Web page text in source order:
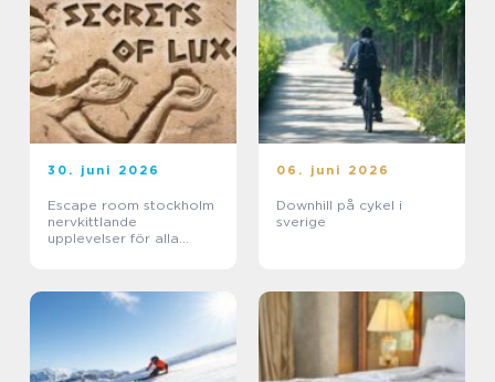
30. juni 2026
Escape room stockholm
nervkittlande
upplevelser för alla
06. juni 2026
Downhill på cykel i
sverige